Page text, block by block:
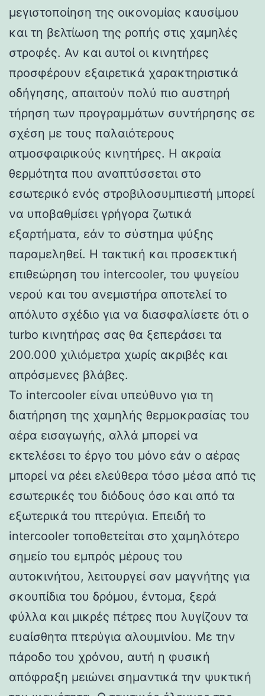
μεγιστοποίηση της οικονομίας καυσίμου
και τη βελτίωση της ροπής στις χαμηλές
στροφές. Αν και αυτοί οι κινητήρες
προσφέρουν εξαιρετικά χαρακτηριστικά
οδήγησης, απαιτούν πολύ πιο αυστηρή
τήρηση των προγραμμάτων συντήρησης σε
σχέση με τους παλαιότερους
ατμοσφαιρικούς κινητήρες. Η ακραία
θερμότητα που αναπτύσσεται στο
εσωτερικό ενός στροβιλοσυμπιεστή μπορεί
να υποβαθμίσει γρήγορα ζωτικά
εξαρτήματα, εάν το σύστημα ψύξης
παραμεληθεί. Η τακτική και προσεκτική
επιθεώρηση του intercooler, του ψυγείου
νερού και του ανεμιστήρα αποτελεί το
απόλυτο σχέδιο για να διασφαλίσετε ότι ο
turbo κινητήρας σας θα ξεπεράσει τα
200.000 χιλιόμετρα χωρίς ακριβές και
απρόσμενες βλάβες.
Το intercooler είναι υπεύθυνο για τη
διατήρηση της χαμηλής θερμοκρασίας του
αέρα εισαγωγής, αλλά μπορεί να
εκτελέσει το έργο του μόνο εάν ο αέρας
μπορεί να ρέει ελεύθερα τόσο μέσα από τις
εσωτερικές του διόδους όσο και από τα
εξωτερικά του πτερύγια. Επειδή το
intercooler τοποθετείται στο χαμηλότερο
σημείο του εμπρός μέρους του
αυτοκινήτου, λειτουργεί σαν μαγνήτης για
σκουπίδια του δρόμου, έντομα, ξερά
φύλλα και μικρές πέτρες που λυγίζουν τα
ευαίσθητα πτερύγια αλουμινίου. Με την
πάροδο του χρόνου, αυτή η φυσική
απόφραξη μειώνει σημαντικά την ψυκτική